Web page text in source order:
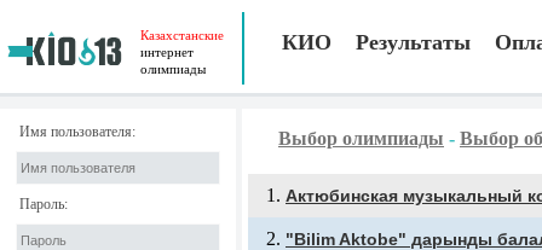
Казахстанские
интернет
олимпиады
КИО Результаты
Имя пользователя:
Пароль:
Выбор олимпиады - Выбор
Актюбинская музыкальный
"Bilim Aktobe" дарынды